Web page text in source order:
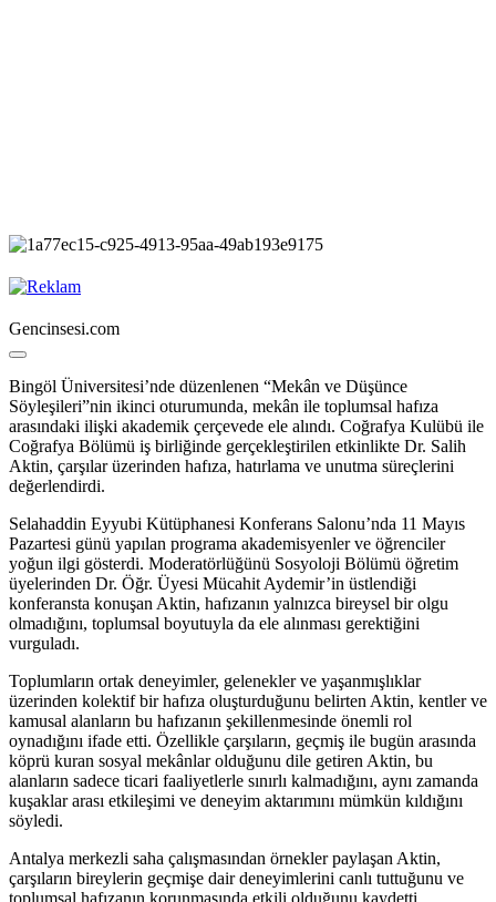
Gencinsesi.com
Bingöl Üniversitesi’nde düzenlenen “Mekân ve Düşünce
Söyleşileri”nin ikinci oturumunda, mekân ile toplumsal hafıza
arasındaki ilişki akademik çerçevede ele alındı. Coğrafya Kulübü ile
Coğrafya Bölümü iş birliğinde gerçekleştirilen etkinlikte Dr. Salih
Aktin, çarşılar üzerinden hafıza, hatırlama ve unutma süreçlerini
değerlendirdi.
Selahaddin Eyyubi Kütüphanesi Konferans Salonu’nda 11 Mayıs
Pazartesi günü yapılan programa akademisyenler ve öğrenciler
yoğun ilgi gösterdi. Moderatörlüğünü Sosyoloji Bölümü öğretim
üyelerinden Dr. Öğr. Üyesi Mücahit Aydemir’in üstlendiği
konferansta konuşan Aktin, hafızanın yalnızca bireysel bir olgu
olmadığını, toplumsal boyutuyla da ele alınması gerektiğini
vurguladı.
Toplumların ortak deneyimler, gelenekler ve yaşanmışlıklar
üzerinden kolektif bir hafıza oluşturduğunu belirten Aktin, kentler ve
kamusal alanların bu hafızanın şekillenmesinde önemli rol
oynadığını ifade etti. Özellikle çarşıların, geçmiş ile bugün arasında
köprü kuran sosyal mekânlar olduğunu dile getiren Aktin, bu
alanların sadece ticari faaliyetlerle sınırlı kalmadığını, aynı zamanda
kuşaklar arası etkileşimi ve deneyim aktarımını mümkün kıldığını
söyledi.
Antalya merkezli saha çalışmasından örnekler paylaşan Aktin,
çarşıların bireylerin geçmişe dair deneyimlerini canlı tuttuğunu ve
toplumsal hafızanın korunmasında etkili olduğunu kaydetti.